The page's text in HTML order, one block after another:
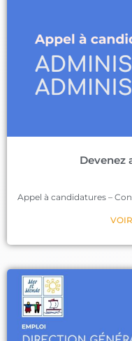
Devenez
Appel à candidatures –